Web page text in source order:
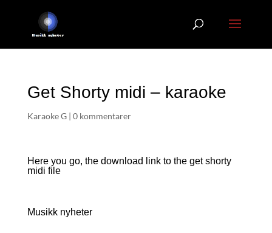
Get Shorty midi – karaoke
Karaoke G| 0 kommentarer
Here you go, the download link to the get shorty
midi file
Musikk nyheter